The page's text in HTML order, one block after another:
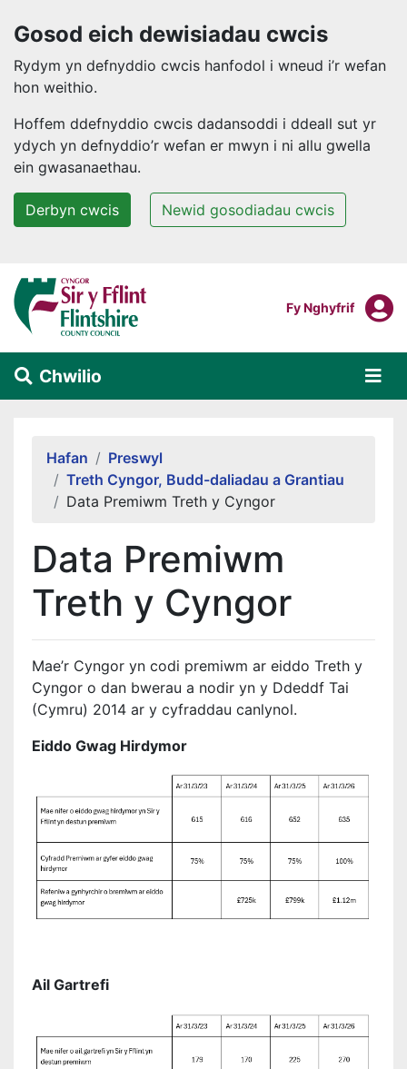
Gosod eich dewisiadau cwcis
Rydym yn defnyddio cwcis hanfodol i wneud i’r wefan
hon weithio.
Hoffem ddefnyddio cwcis dadansoddi i ddeall sut yr
ydych yn defnyddio’r wefan er mwyn i ni allu gwella
ein gwasanaethau.
Derbyn cwcis Newid gosodiadau cwcis
Neidio i'r prif gynnwys
Mewngofnodi I
Fy Nghyfrif
Chwilio
Hafan
Preswyl
Treth Cyngor, Budd-daliadau a Grantiau
Data Premiwm Treth y Cyngor
Data Premiwm
Treth y Cyngor
Mae’r Cyngor yn codi premiwm ar eiddo Treth y
Cyngor o dan bwerau a nodir yn y Ddeddf Tai
(Cymru) 2014 ar y cyfraddau canlynol.
Eiddo Gwag Hirdymor
Ail Gartrefi